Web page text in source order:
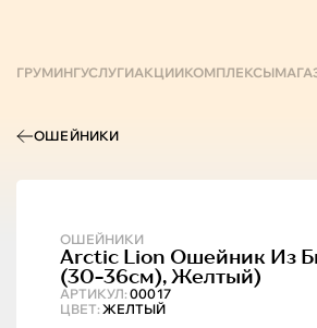
ГРУМИНГУСЛУГИАКЦИИКОМПЛЕКСЫ
ОШЕЙНИКИ
ОШЕЙНИКИ
АРТИКУЛ: 00017
Arctic Lion Ошейник Из
(30-36см), Желтый)
ЦВЕТ: ЖЕЛТЫЙ